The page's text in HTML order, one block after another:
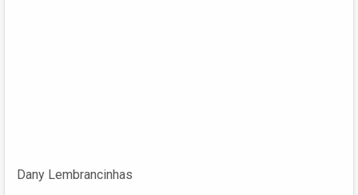
Dany Lembrancinhas